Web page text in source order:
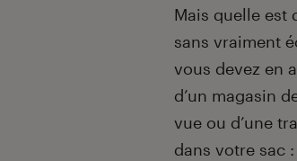
Mais quelle est
sans vraiment
vous devez en
d’un magasin
vue ou d’une
dans votre sac